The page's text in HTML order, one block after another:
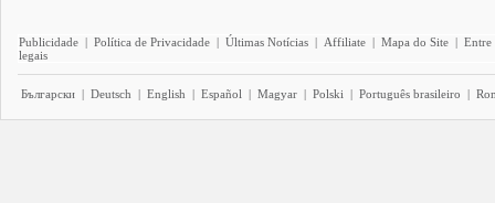
Publicidade | Política de Privacidade | Últimas Notícias | Affiliate | Mapa do Site | Entre
legais
Български | Deutsch | English | Español | Magyar | Polski | Português brasileiro |